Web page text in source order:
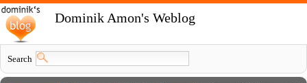
Dominik Amon's Weblog
Search